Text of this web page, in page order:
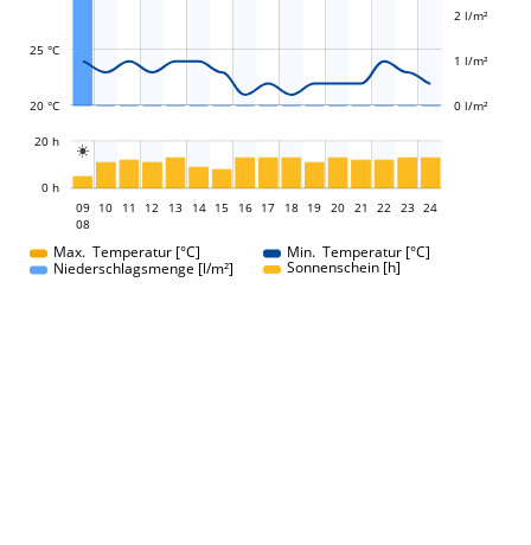
20 °C
25 °C
0 l/m²
1 l/m²
2 l/m²

0 h
20 h
09
09
08
10 11 12 13 14 15 16 17 18 19 20 21 22 23 24
Max. Temperatur [°C]
Min. Temperatur [°C]
Niederschlagsmenge [l/m²]
Sonnenschein [h]